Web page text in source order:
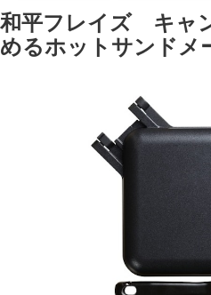
和平フレイズ キャ
めるホットサンドメ